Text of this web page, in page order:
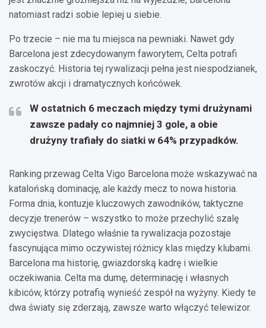
natomiast radzi sobie lepiej u siebie.
Po trzecie – nie ma tu miejsca na pewniaki. Nawet gdy
Barcelona jest zdecydowanym faworytem, Celta potrafi
zaskoczyć. Historia tej rywalizacji pełna jest niespodzianek,
zwrotów akcji i dramatycznych końcówek.
W ostatnich 6 meczach między tymi drużynami
zawsze padały co najmniej 3 gole, a obie
drużyny trafiały do siatki w 64% przypadków.
Ranking przewag Celta Vigo Barcelona może wskazywać na
katalońską dominację, ale każdy mecz to nowa historia.
Forma dnia, kontuzje kluczowych zawodników, taktyczne
decyzje trenerów – wszystko to może przechylić szalę
zwycięstwa. Dlatego właśnie ta rywalizacja pozostaje
fascynująca mimo oczywistej różnicy klas między klubami.
Barcelona ma historię, gwiazdorską kadrę i wielkie
oczekiwania. Celta ma dumę, determinację i własnych
kibiców, którzy potrafią wynieść zespół na wyżyny. Kiedy te
dwa światy się zderzają, zawsze warto włączyć telewizor.